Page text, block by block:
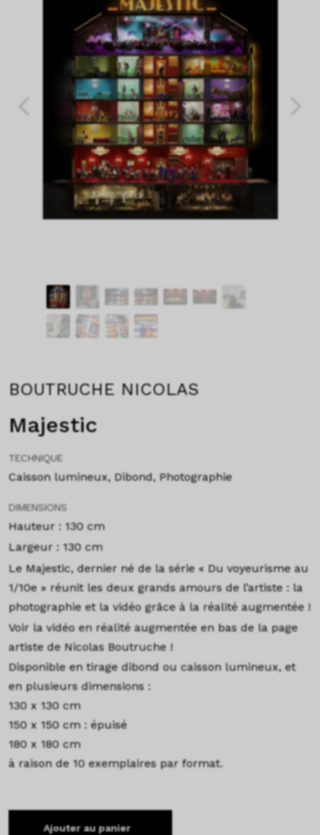
BOUTRUCHE NICOLAS
Majestic
TECHNIQUE
Caisson lumineux, Dibond, Photographie
DIMENSIONS
Hauteur : 130 cm
Largeur : 130 cm
Le Majestic, dernier né de la série « Du voyeurisme au
1/10e » réunit les deux grands amours de l’artiste : la
photographie et la vidéo grâce à la réalité augmentée !
Voir la vidéo en réalité augmentée en bas de la page
artiste de Nicolas Boutruche !
Disponible en tirage dibond ou caisson lumineux, et
en plusieurs dimensions :
130 x 130 cm
150 x 150 cm : épuisé
180 x 180 cm
à raison de 10 exemplaires par format.
Ajouter au panier